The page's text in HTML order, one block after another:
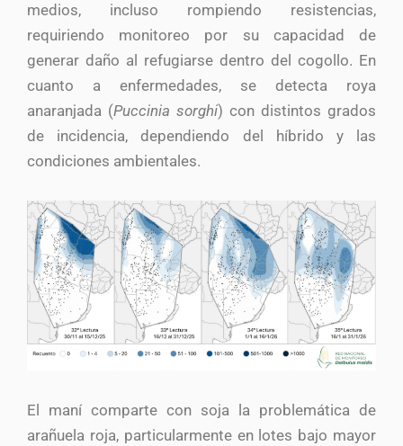
medios, incluso rompiendo resistencias,
requiriendo monitoreo por su capacidad de
generar daño al refugiarse dentro del cogollo. En
cuanto a enfermedades, se detecta roya
anaranjada (Puccinia sorghi) con distintos grados
de incidencia, dependiendo del híbrido y las
condiciones ambientales.
El maní comparte con soja la problemática de
arañuela roja, particularmente en lotes bajo mayor